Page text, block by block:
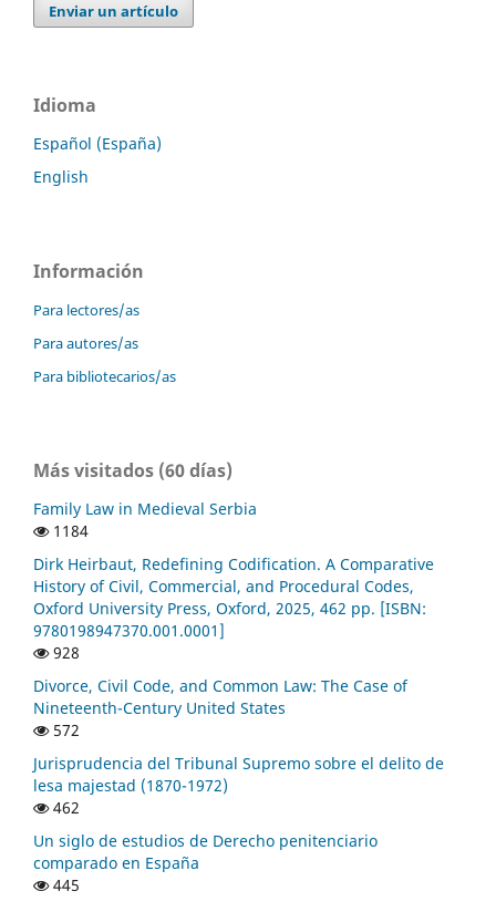
Enviar un artículo
Idioma
Español (España)
English
Información
Para lectores/as
Para autores/as
Para bibliotecarios/as
Más visitados (60 días)
Family Law in Medieval Serbia
1184
Dirk Heirbaut, Redefining Codification. A Comparative
History of Civil, Commercial, and Procedural Codes,
Oxford University Press, Oxford, 2025, 462 pp. [ISBN:
9780198947370.001.0001]
928
Divorce, Civil Code, and Common Law: The Case of
Nineteenth-Century United States
572
Jurisprudencia del Tribunal Supremo sobre el delito de
lesa majestad (1870-1972)
462
Un siglo de estudios de Derecho penitenciario
comparado en España
445